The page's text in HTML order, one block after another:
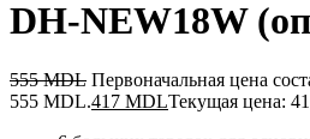
DH-NEW18W
555MDL Первоначальная цена
555 MDL.417 MDLТекущая цена: